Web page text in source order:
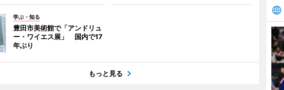
学ぶ・知る
豊田市美術館で「アンドリュ
ー・ワイエス展」 国内で17
年ぶり
もっと見る